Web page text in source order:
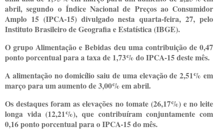
abril, segundo o Índice Nacional de Preços ao Consumidor
Amplo 15 (IPCA-15) divulgado nesta quarta-feira, 27, pelo
Instituto Brasileiro de Geografia e Estatística (IBGE).
O grupo Alimentação e Bebidas deu uma contribuição de 0,47
ponto porcentual para a taxa de 1,73% do IPCA-15 deste mês.
A alimentação no domicílio saiu de uma elevação de 2,51% em
março para um aumento de 3,00% em abril.
Os destaques foram as elevações no tomate (26,17%) e no leite
longa vida (12,21%), que contribuíram conjuntamente com
0,16 ponto porcentual para o IPCA-15 do mês.